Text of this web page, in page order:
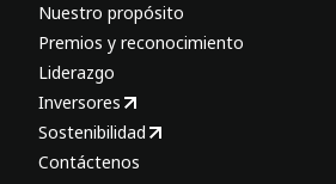
Nuestro propósito
Premios y reconocimiento
Liderazgo
Inversores
Sostenibilidad
Contáctenos